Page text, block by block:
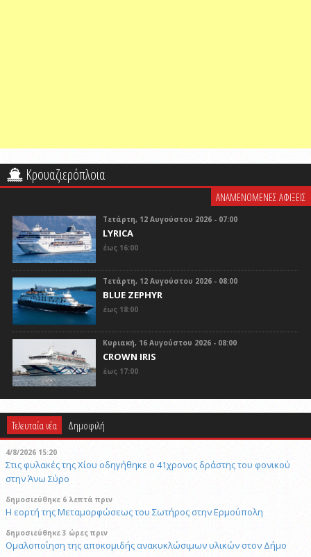
Κρουαζιερόπλοια
ΑΝΑΜΕΝΟΜΕΝΕΣ ΑΦΙΞΕΙΣ
Τετάρτη, 12 Αυγούστου 2026 - 07:00
LYRICA
έως 16:00
Τετάρτη, 12 Αυγούστου 2026 - 08:00
BLUE ZEPHYR
έως 18:00
Κυριακή, 16 Αυγούστου 2026 - 08:00
CROWN IRIS
έως 17:00
Τελευταία νέα Δημοφιλή
4/8/2026 15:20
Στις φυλακές της Χίου οδηγήθηκε ο 41χρονος δράστης του φονικού
στην Άνω Σύρο
δημοσιεύθηκε 6 λεπτά πριν
Η εορτή της Μεταμορφώσεως του Σωτήρος στην Ερμούπολη
δημοσιεύθηκε 3 ώρες πριν
Ομαλοποίηση της αποκομιδής ανακυκλώσιμων υλικών στον Δήμο